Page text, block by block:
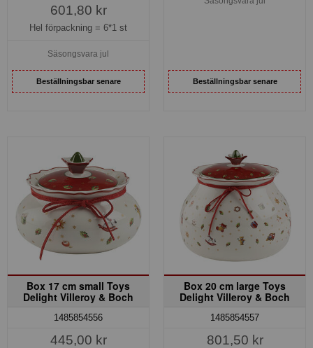
601,80 kr
Hel förpackning = 6*1 st
Säsongsvara jul
Beställningsbar senare Beställningsbar senare
Box 17 cm small Toys
Delight Villeroy & Boch
1485854556
445,00 kr
Box 20 cm large Toys
Delight Villeroy & Boch
1485854557
801,50 kr